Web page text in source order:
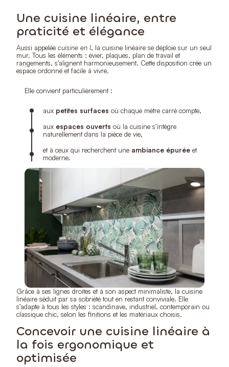
Une cuisine linéaire, entre
praticité et élégance
Aussi appelée cuisine en I, la cuisine linéaire se déploie sur un seul
mur. Tous les éléments : évier, plaques, plan de travail et
rangements, s’alignent harmonieusement. Cette disposition crée un
espace ordonné et facile à vivre.
Elle convient particulièrement :
aux petites surfaces où chaque mètre carré compte,
aux espaces ouverts où la cuisine s’intègre
naturellement dans la pièce de vie,
et à ceux qui recherchent une ambiance épurée et
moderne.
Grâce à ses lignes droites et à son aspect minimaliste, la cuisine
linéaire séduit par sa sobriété tout en restant conviviale. Elle
s’adapte à tous les styles : scandinave, industriel, contemporain ou
classique chic, selon les finitions et les matériaux choisis.
Concevoir une cuisine linéaire à
la fois ergonomique et
optimisée